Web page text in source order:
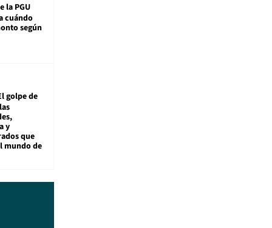
la PGU
cuándo
según
golpe de
y
que
mundo de